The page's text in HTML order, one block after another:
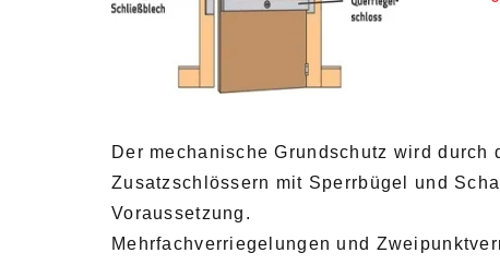
Der mechanische Grundschutz wird
Zusatzschlössern mit Sperrbügel und
Voraussetzung.
Mehrfachverriegelungen und